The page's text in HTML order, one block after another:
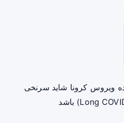
ویروس کرونا شاید سرنخی